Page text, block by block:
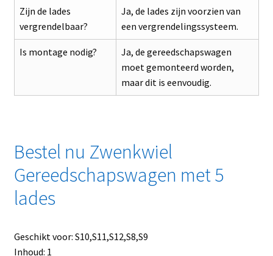
Zijn de lades
vergrendelbaar?
Ja, de lades zijn voorzien van
een vergrendelingssysteem.
Is montage nodig?
Ja, de gereedschapswagen
moet gemonteerd worden,
maar dit is eenvoudig.
Bestel nu Zwenkwiel
Gereedschapswagen met 5
lades
Geschikt voor: S10,S11,S12,S8,S9
Inhoud: 1